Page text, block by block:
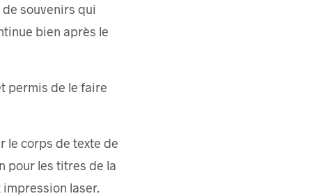
souvenirs qui
bien après le
permis de le faire
le corps de texte de
pour les titres de la
laser.